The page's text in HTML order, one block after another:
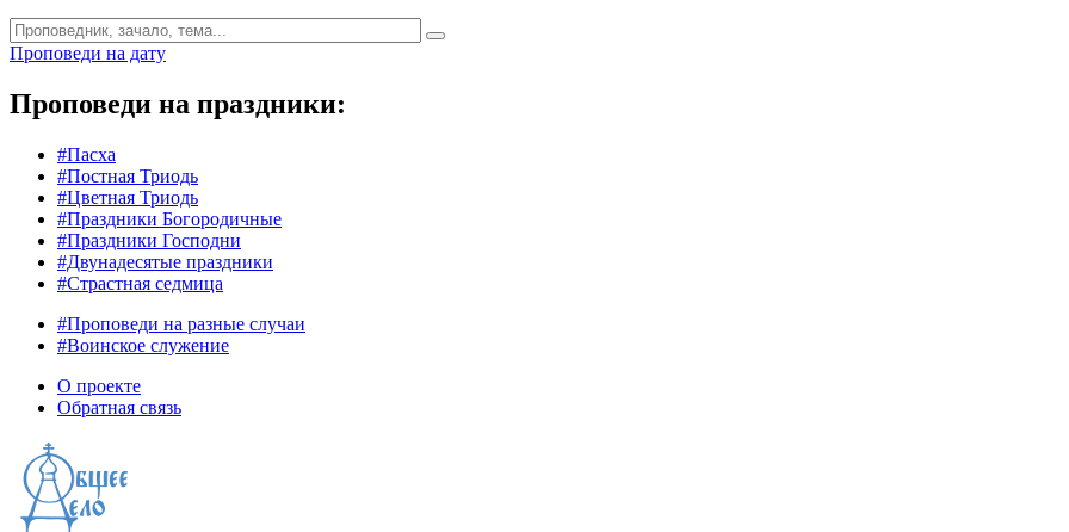
Проповеди на дату
Проповеди на праздники:
#Пасха
#Постная Триодь
#Цветная Триодь
#Праздники Богородичные
#Праздники Господни
#Двунадесятые праздники
#Страстная седмица
#Проповеди на разные случаи
#Воинское служение
О проекте
Обратная связь